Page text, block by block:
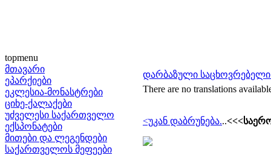
topmenu
მთავარი
ეპარქიები
ეკლესია-მონასტრები
ციხე-ქალაქები
უძველესი საქართველო
ექსპონატები
მითები და ლეგენდები
საქართველოს მეფეები
დარბაზული
There are no translations
<უკან დაბრუნება...